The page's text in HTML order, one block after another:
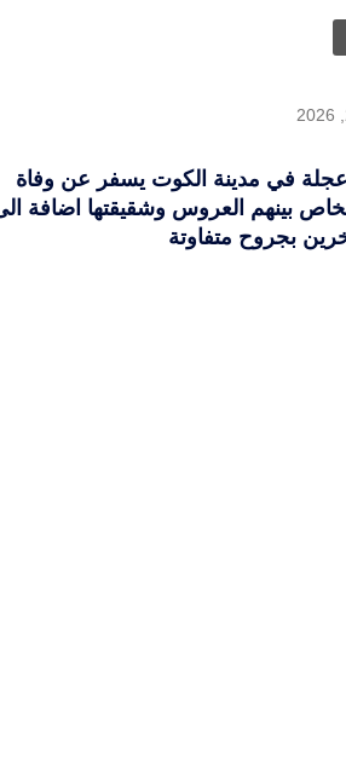
عجلة في مدينة الكوت يسفر عن وفاة
بينهم العروس وشقيقتها اضافة
بجروح متفاوتة